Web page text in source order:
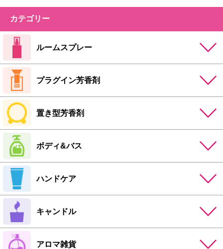
カテゴリー
ルームスプレー
プラグイン芳香剤
置き型芳香剤
ボディ&バス
ハンドケア
キャンドル
アロマ雑貨